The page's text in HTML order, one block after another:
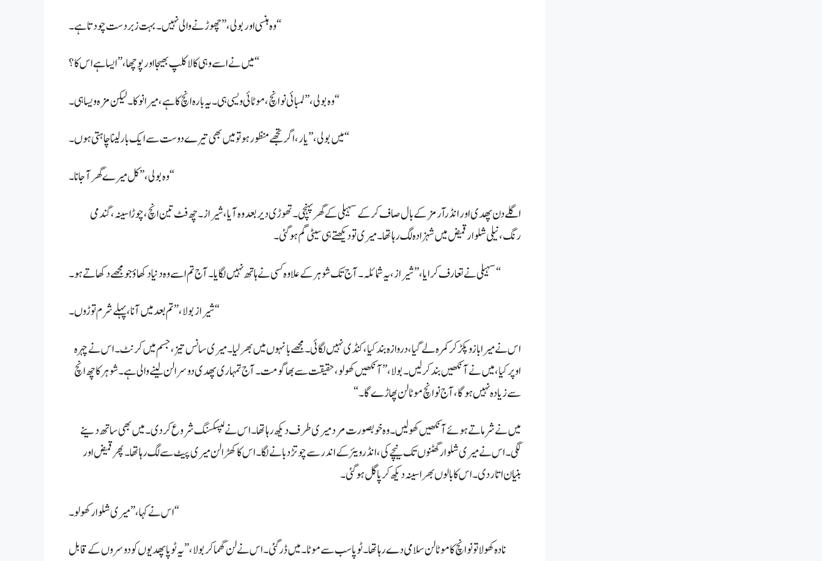
وہ ہنسی اور بولی، ”چھوڑنے والی نہیں۔ بہت زبردست چودتا ہے۔“
میں نے اسے وہی کالا کلپ بھیجا اور پوچھا، ”ایسا ہے اس کا؟“
وہ بولی، ”لمبائی نو انچ، موٹائی ویسی ہی۔ یہ بارہ انچ کا ہے، میرا نو کا۔ لیکن مزہ ویسا ہی۔“
میں بولی، ”یار، اگر تجھے منظور ہو تو میں بھی تیرے دوست سے ایک بار لینا چاہتی ہوں۔“
وہ بولی، ”کل میرے گھر آجانا۔“
اگلے دن پھدی اور انڈرآرمز کے بال صاف کر کے سہیلی کے گھر پہنچی۔ تھوڑی دیر بعد وہ آیا، شیراز۔ چھ فٹ تین انچ، چوڑا سینہ، گندمی
رنگ، نیلی شلوار قمیض میں شہزادہ لگ رہا تھا۔ میری تو دیکھتے ہی سیٹی گم ہو گئی۔
سہیلی نے تعارف کرایا، ”شیراز، یہ شمائلہ۔ آج تک شوہر کے علاوہ کسی نے ہاتھ نہیں لگایا۔ آج تم اسے وہ دنیا دکھاؤ جو مجھے دکھاتے ہو۔“
شیراز بولا، ”تم بعد میں آنا، پہلے شرم توڑوں۔“
اس نے میرا بازو پکڑ کر کمرہ لے گیا، دروازہ بند کیا، کنڈی نہیں لگائی۔ مجھے بانہوں میں بھر لیا۔ میری سانس تیز، جسم میں کرنٹ۔ اس نے چہرہ
اوپر کیا، میں نے آنکھیں بند کر لیں۔ بولا، ”آنکھیں کھولو، حقیقت سے بھاگو مت۔ آج تمہاری پھدی دوسرا لن لینے والی ہے۔ شوہر کا چھ انچ
سے زیادہ نہیں ہوگا، آج نو انچ موٹا لن پھاڑے گا۔“
میں نے شرماتے ہوئے آنکھیں کھولیں۔ وہ خوبصورت مرد میری طرف دیکھ رہا تھا۔ اس نے لپسکسنگ شروع کر دی۔ میں بھی ساتھ دینے
لگی۔ اس نے میری شلوار گھٹنوں تک نیچے کی، انڈرویئر کے اندر سے چوتڑ دبانے لگا۔ اس کا کھڑا لن میری پیٹ سے لگ رہا تھا۔ پھر قمیض اور
بنیان اتار دی۔ اس کا بالوں بھرا سینہ دیکھ کر پاگل ہو گئی۔
اس نے کہا، ”میری شلوار کھولو۔“
نادہ کھولا تو نو انچ کا موٹا لن سلامی دے رہا تھا۔ ٹوپا سب سے موٹا۔ میں ڈر گئی۔ اس نے لن گھما کر بولا، ”یہ ٹوپا پھدیوں کو دوسروں کے قابل